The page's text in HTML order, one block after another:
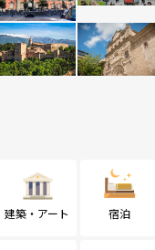
建築・アート 宿泊